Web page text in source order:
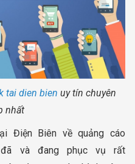
tai dien bien uy tín chuyên
nhất
Điện Biên về quảng cáo
đã và đang phục vụ rất